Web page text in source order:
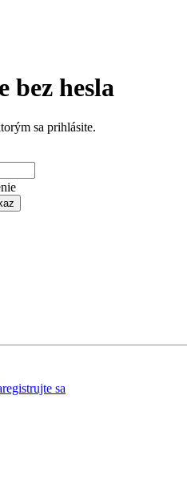
bez hesla
sa prihlásite.
sa